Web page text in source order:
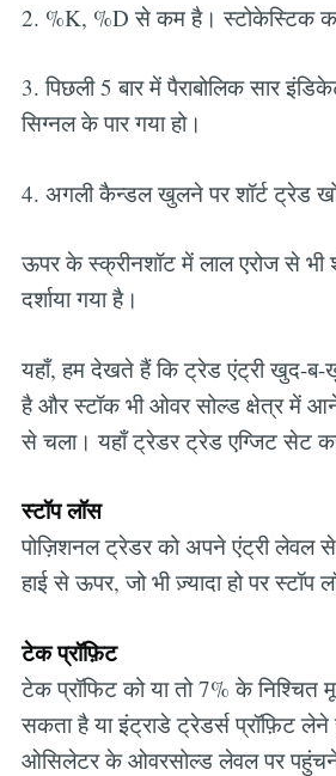
2. %K, %D से कम है। स्टोकेस्टिक
3. पिछली 5 बार में पैराबोलिक सार
सिग्नल के पार गया हो।
4. अगली कैन्डल खुलने पर शॉर्ट ट्रेड
ऊपर के स्क्रीनशॉट में लाल एरोज से भी
दर्शाया गया है।
यहाँ, हम देखते हैं कि ट्रेड एंट्री खुद-
है और स्टॉक भी ओवर सोल्ड क्षेत्र में
से चला। यहाँ ट्रेडर ट्रेड एग्जिट सेट
स्टॉप लॉस
पोज़िशनल ट्रेडर को अपने एंट्री लेवल
हाई से ऊपर, जो भी ज़्यादा हो पर स्टॉप
टेक प्रॉफ़िट
टेक प्रॉफिट को या तो 7% के निश्चित
सकता है या इंट्राडे ट्रेडर्स प्रॉफ़िट
ओसिलेटर के ओवरसोल्ड लेवल पर